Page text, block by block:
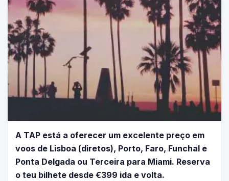
A TAP está a oferecer um excelente preço em
voos de Lisboa (diretos), Porto, Faro, Funchal e
Ponta Delgada ou Terceira para Miami. Reserva
o teu bilhete desde €399 ida e volta.